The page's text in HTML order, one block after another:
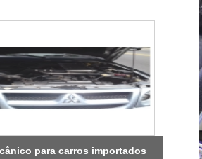
para carros importados